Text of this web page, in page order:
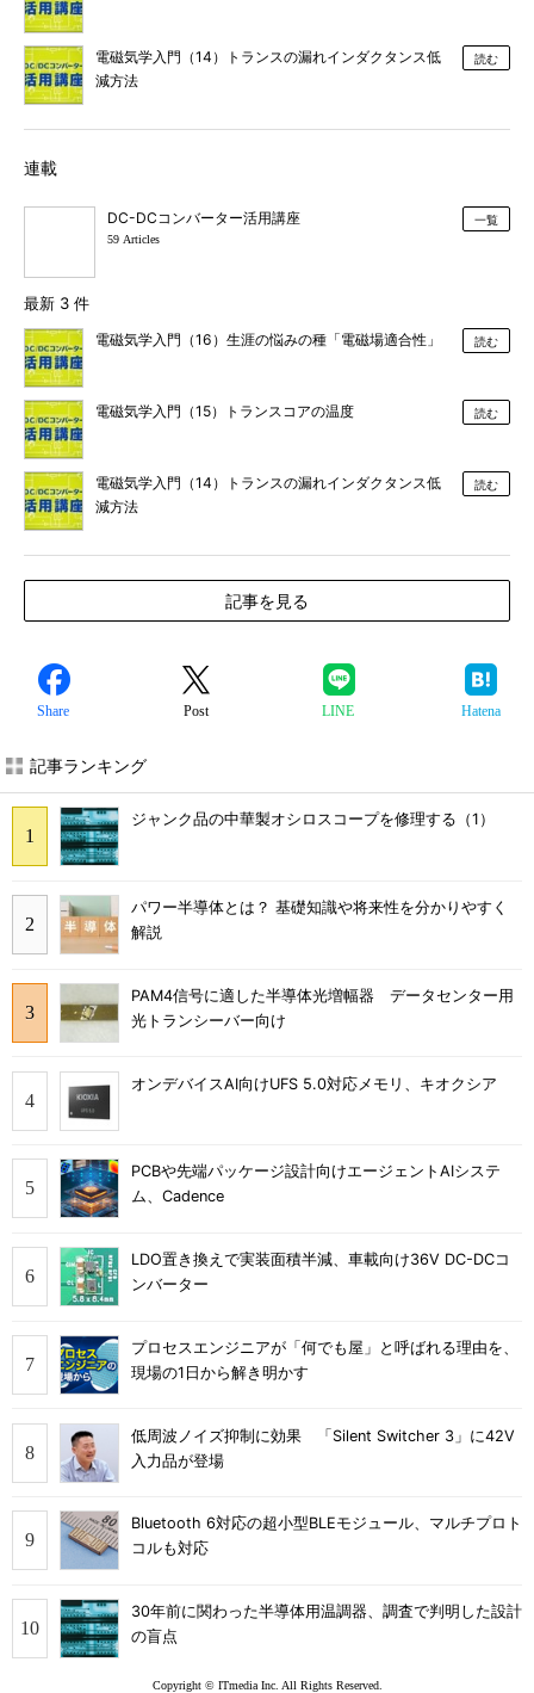
電磁気学入門（14）トランスの漏れインダクタンス低
減方法
読む
連載
DC-DCコンバーター活用講座
59 Articles
一覧
最新 3 件
電磁気学入門（16）生涯の悩みの種「電磁場適合性」 読む
電磁気学入門（15）トランスコアの温度 読む
電磁気学入門（14）トランスの漏れインダクタンス低
減方法
読む
記事を見る
Share Post LINE Hatena
記事ランキング
ジャンク品の中華製オシロスコープを修理する（1）
パワー半導体とは？ 基礎知識や将来性を分かりやすく
解説
PAM4信号に適した半導体光増幅器 データセンター用
光トランシーバー向け
オンデバイスAI向けUFS 5.0対応メモリ、キオクシア
PCBや先端パッケージ設計向けエージェントAIシステ
ム、Cadence
LDO置き換えで実装面積半減、車載向け36V DC-DCコ
ンバーター
プロセスエンジニアが「何でも屋」と呼ばれる理由を、
現場の1日から解き明かす
低周波ノイズ抑制に効果 「Silent Switcher 3」に42V
入力品が登場
Bluetooth 6対応の超小型BLEモジュール、マルチプロト
コルも対応
30年前に関わった半導体用温調器、調査で判明した設計
の盲点
Copyright © ITmedia Inc. All Rights Reserved.